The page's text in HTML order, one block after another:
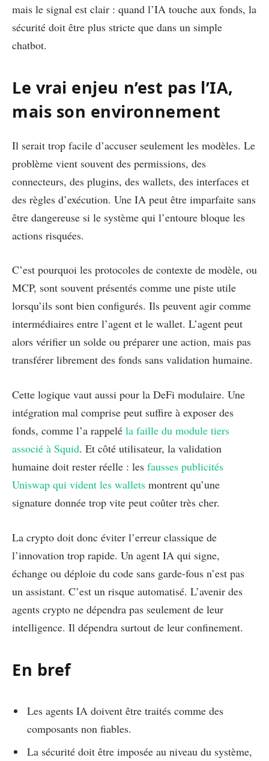
mais le signal est clair : quand l’IA touche aux fonds, la
sécurité doit être plus stricte que dans un simple
chatbot.
Le vrai enjeu n’est pas l’IA,
mais son environnement
Il serait trop facile d’accuser seulement les modèles. Le
problème vient souvent des permissions, des
connecteurs, des plugins, des wallets, des interfaces et
des règles d’exécution. Une IA peut être imparfaite sans
être dangereuse si le système qui l’entoure bloque les
actions risquées.
C’est pourquoi les protocoles de contexte de modèle, ou
MCP, sont souvent présentés comme une piste utile
lorsqu’ils sont bien configurés. Ils peuvent agir comme
intermédiaires entre l’agent et le wallet. L’agent peut
alors vérifier un solde ou préparer une action, mais pas
transférer librement des fonds sans validation humaine.
Cette logique vaut aussi pour la DeFi modulaire. Une
intégration mal comprise peut suffire à exposer des
fonds, comme l’a rappelé la faille du module tiers
associé à Squid. Et côté utilisateur, la validation
humaine doit rester réelle : les fausses publicités
Uniswap qui vident les wallets montrent qu’une
signature donnée trop vite peut coûter très cher.
La crypto doit donc éviter l’erreur classique de
l’innovation trop rapide. Un agent IA qui signe,
échange ou déploie du code sans garde-fous n’est pas
un assistant. C’est un risque automatisé. L’avenir des
agents crypto ne dépendra pas seulement de leur
intelligence. Il dépendra surtout de leur confinement.
En bref
Les agents IA doivent être traités comme des
composants non fiables.
La sécurité doit être imposée au niveau du système,